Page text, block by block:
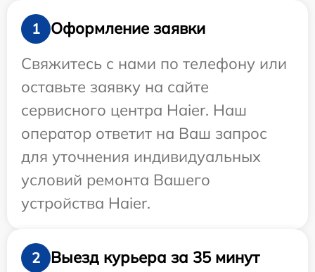
1
Оформление заявки
Свяжитесь с нами по телефону или
оставьте заявку на сайте
сервисного центра Haier. Наш
оператор ответит на Ваш запрос
для уточнения индивидуальных
условий ремонта Вашего
устройства Haier.
2
Выезд курьера за 35 минут